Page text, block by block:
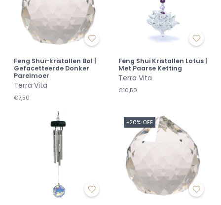
Feng Shui-kristallen Bol |
Gefacetteerde Donker
Parelmoer
Terra Vita
€7,50
Feng Shui Kristallen Lotus |
Met Paarse Ketting
Terra Vita
€10,50
-20% OFF